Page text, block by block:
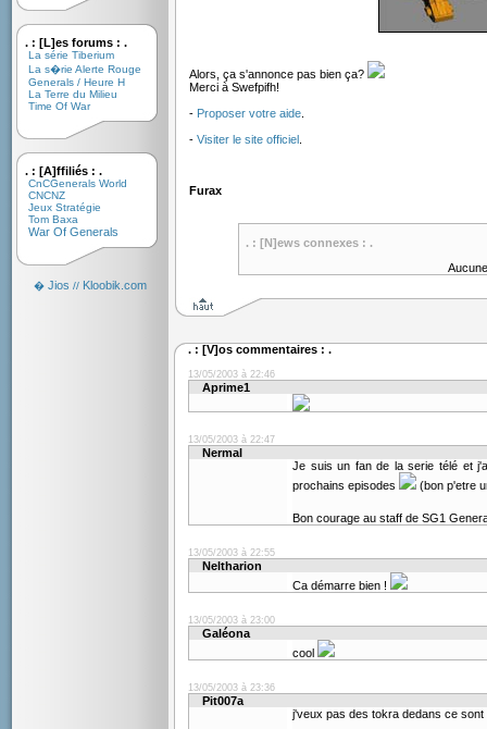
. : [L]es forums : .
La série Tiberium
La s�rie Alerte Rouge
Generals / Heure H
La Terre du Milieu
Time Of War
. : [A]ffiliés : .
CnCGenerals World
CNCNZ
Jeux Stratégie
Tom Baxa
War Of Generals
� Jios // Kloobik.com
Alors, ça s'annonce pas bien ça?
Merci à Swefpifh!
- Proposer votre aide.
- Visiter le site officiel.
Furax
. : [N]ews connexes : .
. : [V]os commentaires : .
13/05/2003 à 22:46
Aprime1
13/05/2003 à 22:47
Nermal
Je suis un fan de la serie télé et
prochains episodes
(bon p'etre
Bon courage au staff de SG1
13/05/2003 à 22:55
Neltharion
Ca démarre bien !
13/05/2003 à 23:00
Galéona
cool
13/05/2003 à 23:36
Pit007a
j'veux pas des tokra dedans ce sont